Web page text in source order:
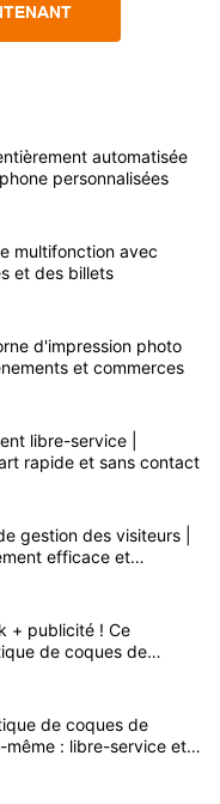
automatisée
personnalisées
multifonction avec
et des billets
d'impression photo
et commerces
libre-service |
rapide et sans contact
gestion des visiteurs |
efficace et
+ publicité ! Ce
de coques de
énorme opportunité
de coques de
même : libre-service et